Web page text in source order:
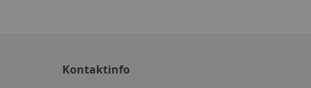
Kontaktinfo